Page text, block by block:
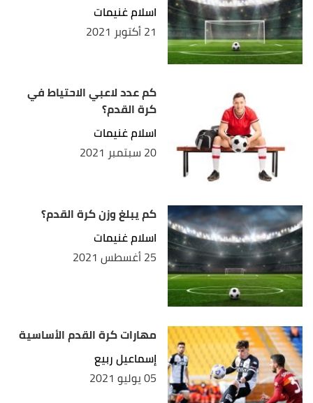
اسلام غنيمات
21 أكتوبر 2021
كم عدد لاعبي الاحتياط في
كرة القدم؟
اسلام غنيمات
20 سبتمبر 2021
كم يبلغ وزن كرة القدم؟
اسلام غنيمات
25 أغسطس 2021
مهارات كرة القدم الأساسية
إسماعيل ربيع
05 يوليو 2021